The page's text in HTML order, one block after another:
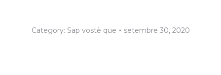
Category: Sap vostè que setembre 30, 2020